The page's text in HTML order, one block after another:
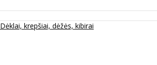
Dėklai, krepšiai, dėžės, kibirai